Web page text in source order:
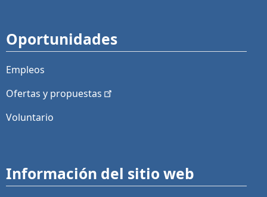
Oportunidades
Empleos
Ofertas y propuestas
Voluntario
Información del sitio web